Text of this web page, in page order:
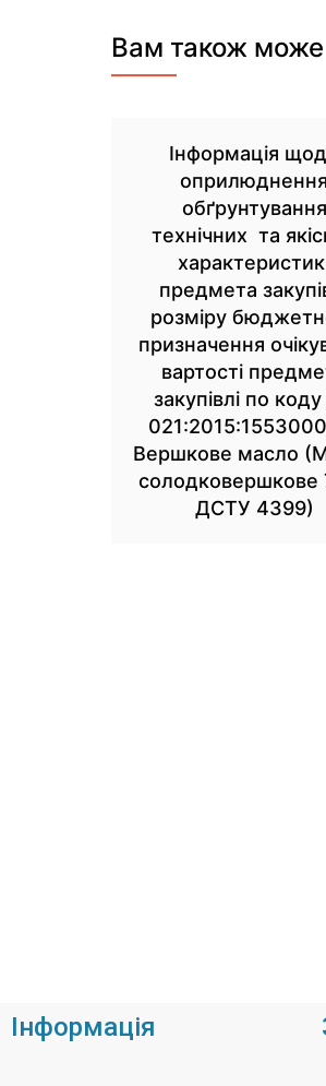
Вам також
Інформація
оприлюднення
обґрунтування
технічних та
характеристик
предмета
розміру
призначення
вартості
закупівлі по
Вершкове масло
солодковершкове
ДСТУ 4399)
Інформація